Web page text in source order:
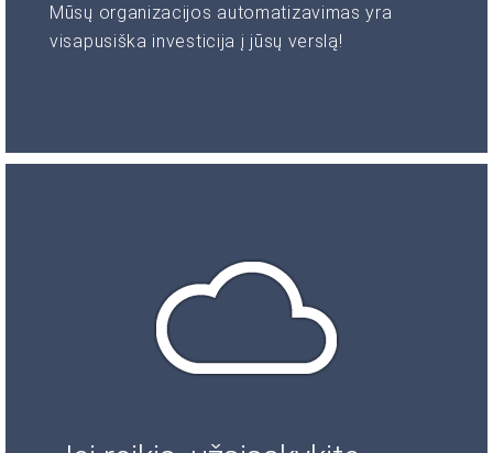
Mūsų organizacijos automatizavimas yra
visapusiška investicija į jūsų verslą!